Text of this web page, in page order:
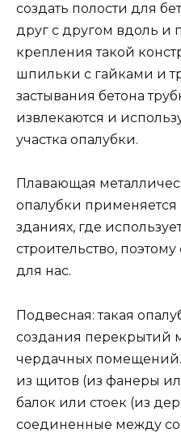
создать полости для
друг с другом вдоль и
крепления такой
шпильки с гайками и
застывания бетона
извлекаются и
участка опалубки.
Плавающая
опалубки применяется
зданиях, где
строительство,
для нас.
Подвесная: такая
создания перекрытий
чердачных помещений.
из щитов (из фанеры
балок или стоек (из
соединенные между